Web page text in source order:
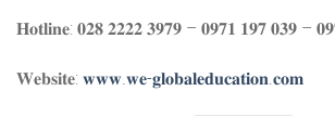
𝐇𝐨𝐭𝐥𝐢𝐧𝐞: 𝟎𝟐𝟖 𝟐𝟐𝟐𝟐 𝟑𝟗𝟕𝟗 – 𝟎𝟗𝟕𝟏 𝟏𝟗𝟕 𝟎𝟑𝟗 –
𝐖𝐞𝐛𝐬𝐢𝐭𝐞: 𝐰𝐰𝐰.𝐰𝐞-𝐠𝐥𝐨𝐛𝐚𝐥𝐞𝐝𝐮𝐜𝐚𝐭𝐢𝐨𝐧.𝐜𝐨𝐦